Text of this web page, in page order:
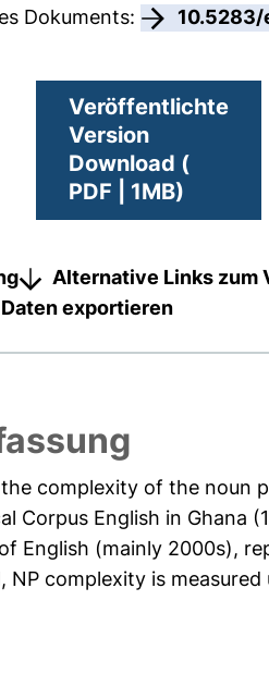
Dokuments:
Veröffentlichte
Version
Download (
PDF | 1MB)
Alternative Links zum
exportieren
complexity of the noun
Corpus English in Ghana
English (mainly 2000s),
NP complexity is